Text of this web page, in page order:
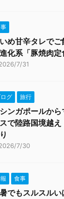
め甘辛タレで
化系「豚焼肉
7/31
グ 旅行
シンガポールか
で陸路国境越
7/30
食事
でもスルスル